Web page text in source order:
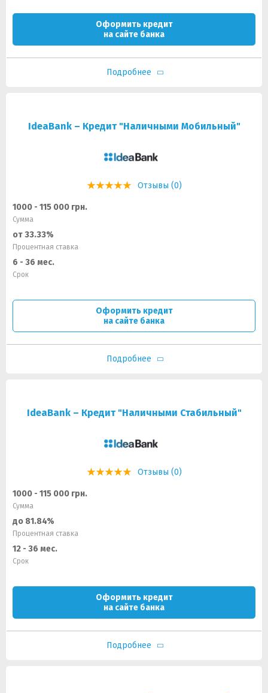
Оформить кредит
на сайте банка
Подробнее
IdeaBank – Кредит "Наличными Мобильный"
Отзывы (0)
1000 - 115 000 грн.
Сумма
от 33.33%
Процентная ставка
6 - 36 мес.
Срок
Оформить кредит
на сайте банка
Подробнее
IdeaBank – Кредит "Наличными Стабильный"
Отзывы (0)
1000 - 115 000 грн.
Сумма
до 81.84%
Процентная ставка
12 - 36 мес.
Срок
Оформить кредит
на сайте банка
Подробнее